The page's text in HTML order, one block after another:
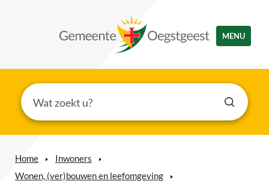
MENU
Home
Inwoners
Wonen, (ver)bouwen en leefomgeving